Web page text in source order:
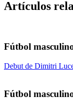
Artículos
Fútbol
Debut de Dimitri
Fútbol